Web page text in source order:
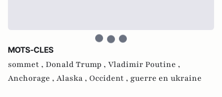
MOTS-CLES
sommet , Donald Trump , Vladimir Poutine ,
Anchorage , Alaska , Occident , guerre en ukraine